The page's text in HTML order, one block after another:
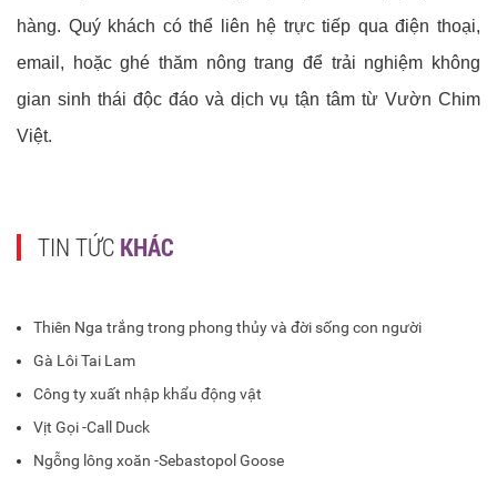
hàng. Quý khách có thể liên hệ trực tiếp qua điện thoại,
email, hoặc ghé thăm nông trang để trải nghiệm không
gian sinh thái độc đáo và dịch vụ tận tâm từ Vườn Chim
Việt.
TIN TỨC KHÁC
Thiên Nga trắng trong phong thủy và đời sống con người
Gà Lôi Tai Lam
Công ty xuất nhập khẩu động vật
Vịt Gọi -Call Duck
Ngỗng lông xoăn -Sebastopol Goose